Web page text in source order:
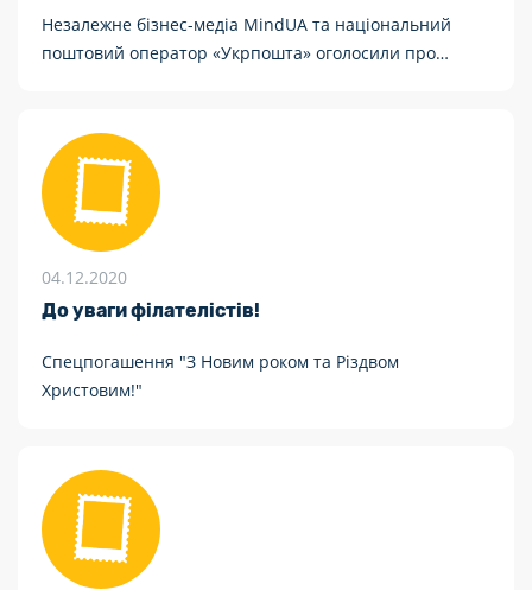
Незалежне бізнес-медіа MindUA та національний
поштовий оператор «Укрпошта» оголосили про
04.12.2020
До уваги філателістів!
Спецпогашення "З Новим роком та Різдвом
Христовим!"